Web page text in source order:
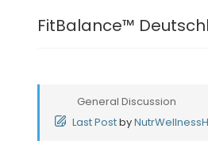
FitBalance™
General Discussion
Last Postby